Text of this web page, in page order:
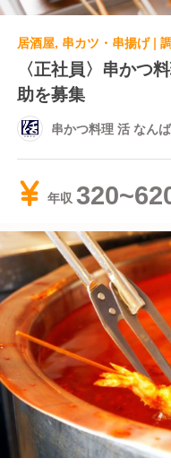
〈正社員〉串か
助を募集
串かつ料理 活 なん
年収